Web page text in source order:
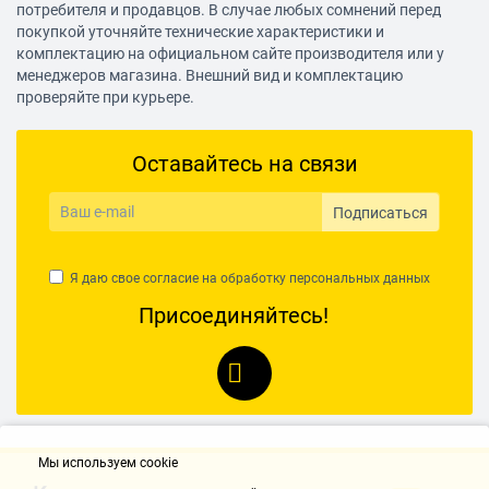
потребителя и продавцов. В случае любых сомнений перед
покупкой уточняйте технические характеристики и
комплектацию на официальном сайте производителя или у
менеджеров магазина. Внешний вид и комплектацию
проверяйте при курьере.
Оставайтесь на связи
Подписаться
Я даю свое согласие на обработку персональных данных
Присоединяйтесь!
Мы используем cookie